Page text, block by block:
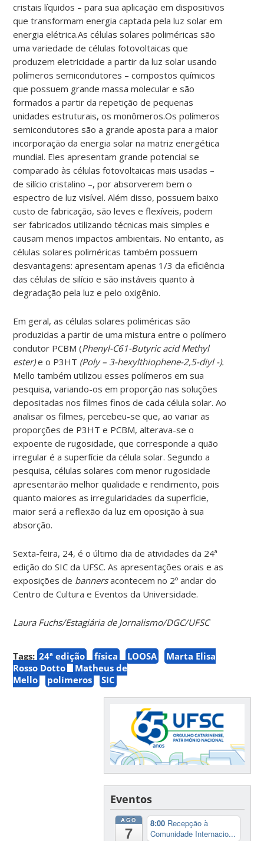
cristais líquidos – para sua aplicação em dispositivos
que transformam energia captada pela luz solar em
energia elétrica.As células solares poliméricas são
uma variedade de células fotovoltaicas que
produzem eletricidade a partir da luz solar usando
polímeros semicondutores – compostos químicos
que possuem grande massa molecular e são
formados a partir da repetição de pequenas
unidades estruturais, os monômeros.Os polímeros
semicondutores são a grande aposta para a maior
incorporação da energia solar na matriz energética
mundial. Eles apresentam grande potencial se
comparado às células fotovoltaicas mais usadas –
de silício cristalino –, por absorverem bem o
espectro de luz visível. Além disso, possuem baixo
custo de fabricação, são leves e flexíveis, podem
ser fabricados utilizando técnicas mais simples e
causam menos impactos ambientais. No entanto, as
células solares poliméricas também possuem
desvantagens: apresentam apenas 1/3 da eficiência
das células de silício e são instáveis quanto à
degradação pela luz e pelo oxigênio.
Em geral, as células solares poliméricas são
produzidas a partir de uma mistura entre o polímero
condutor PCBM (Phenyl-C61-Butyric acid Methyl
ester)e o P3HT (Poly – 3-hexylthiophene-2,5-diyl -).
Mello também utilizou esses polímeros em sua
pesquisa, variando-os em proporção nas soluções
depositadas nos filmes finos de cada célula solar. Ao
analisar os filmes, percebeu-se que, ao variar as
proporções de P3HT e PCBM, alterava-se o
expoente de rugosidade, que corresponde a quão
irregular é a superfície da célula solar. Segundo a
pesquisa, células solares com menor rugosidade
apresentarão melhor qualidade e rendimento, pois
quanto maiores as irregularidades da superfície,
maior será a reflexão da luz em oposição à sua
absorção.
Sexta-feira, 24, é o último dia de atividades da 24ª
edição do SIC da UFSC. As apresentações orais e as
exposições de bannersacontecem no 2º andar do
Centro de Cultura e Eventos da Universidade.
Laura Fuchs/Estagiária de Jornalismo/DGC/UFSC
Tags: 24ª edição física LOOSA
Marta Elisa
Rosso Dotto
Matheus de
Mello
polímeros SIC
Eventos
AGO
7
8:00 Recepção à
Comunidade Internacio...